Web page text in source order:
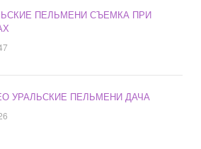
ПЕЛЬМЕНИ СЪЕМКА ПРИ
УРАЛЬСКИЕ ПЕЛЬМЕНИ ДАЧА